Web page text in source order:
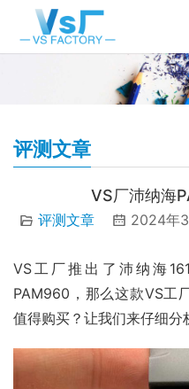
评测文章
VS厂沛纳海
评测文章 2024年
VS工厂推出了沛纳海
PAM960，那么这款VS工
值得购买？让我们来仔细分